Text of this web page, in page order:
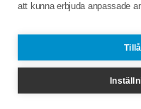
att kunna erbjuda anpassade